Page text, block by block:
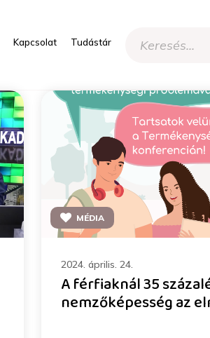
Kapcsolat Tudástár
MÉDIA
2024. április. 24.
A férfiaknál 35
nemzőképesség az